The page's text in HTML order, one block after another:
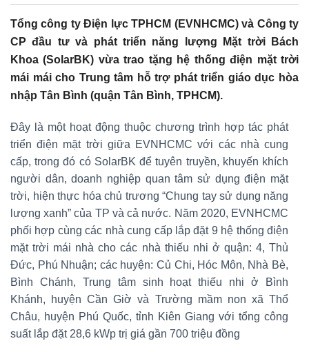
Tổng công ty Điện lực TPHCM (EVNHCMC) và Công ty
CP đầu tư và phát triển năng lượng Mặt trời Bách
Khoa (SolarBK) vừa trao tặng hệ thống điện mặt trời
mái mái cho Trung tâm hỗ trợ phát triển giáo dục hòa
nhập Tân Bình (quận Tân Bình, TPHCM).
Đây là một hoạt động thuộc chương trình hợp tác phát
triển điện mặt trời giữa EVNHCMC với các nhà cung
cấp, trong đó có SolarBK để tuyên truyền, khuyến khích
người dân, doanh nghiệp quan tâm sử dụng điện mặt
trời, hiện thực hóa chủ trương “Chung tay sử dụng năng
lượng xanh” của TP và cả nước. Năm 2020, EVNHCMC
phối hợp cùng các nhà cung cấp lắp đặt 9 hệ thống điện
mặt trời mái nhà cho các nhà thiếu nhi ở quận: 4, Thủ
Đức, Phú Nhuận; các huyện: Củ Chi, Hóc Môn, Nhà Bè,
Bình Chánh, Trung tâm sinh hoạt thiếu nhi ở Bình
Khánh, huyện Cần Giờ và Trường mầm non xã Thổ
Châu, huyện Phú Quốc, tỉnh Kiên Giang với tổng công
suất lắp đặt 28,6 kWp trị giá gần 700 triệu đồng